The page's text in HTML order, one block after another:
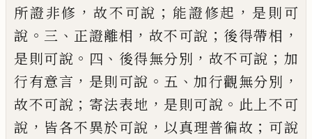
所證非修 ， 故不可說 ； 能證修起 ， 是則可
說 。 三 、 正證離相 ， 故不可說 ； 後得帶相 ，
是則可說 。 四 、 後得無分別 ， 故不可說 ； 加
行有意言 ， 是則可說 。 五 、加行觀無分別 ，
故不可說 ； 寄法表地 ， 是則可說 。 此上不可
說 ， 皆各不異於可說 ， 以真理普徧故 ； 可說